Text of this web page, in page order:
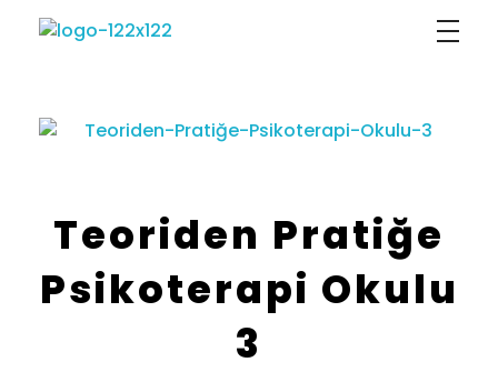
Teoriden Pratiğe
Psikoterapi Okulu
3